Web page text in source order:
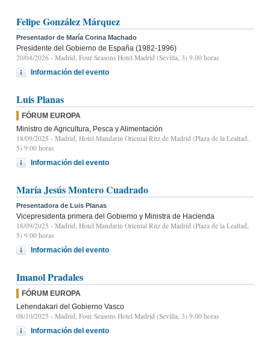
Felipe González Márquez
Presentador de María Corina Machado
Presidente del Gobierno de España (1982-1996)
20/04/2026 - Madrid, Four Seasons Hotel Madrid (Sevilla, 3) 9.00 horas
Información del evento
Luis Planas
FÓRUM EUROPA
Ministro de Agricultura, Pesca y Alimentación
18/09/2025 - Madrid, Hotel Mandarin Oriental Ritz de Madrid (Plaza de la Lealtad,
5) 9:00 horas
Información del evento
María Jesús Montero Cuadrado
Presentadora de Luis Planas
Vicepresidenta primera del Gobierno y Ministra de Hacienda
18/09/2025 - Madrid, Hotel Mandarin Oriental Ritz de Madrid (Plaza de la Lealtad,
5) 9:00 horas
Información del evento
Imanol Pradales
FÓRUM EUROPA
Lehendakari del Gobierno Vasco
08/10/2025 - Madrid, Four Seasons Hotel Madrid (Sevilla, 3) 9.00 horas
Información del evento